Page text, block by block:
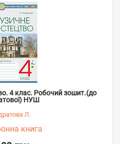
4 клас. Робочий зошит.(до
НУШ
Л.
книга